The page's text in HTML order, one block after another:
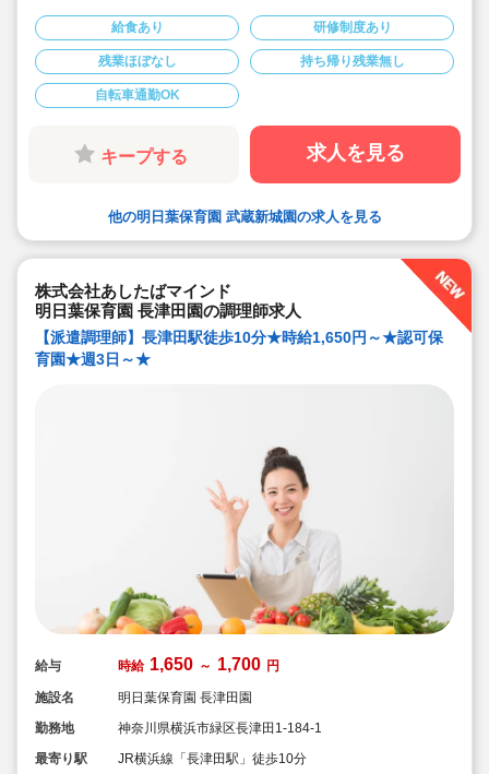
大量調理の経験者も歓迎いたします！
◆マニュアルが整備されているため、未経験の方やブラ
ンクのある方も安心してスタートできます！
◆時給1,650円～案内可能です！
◆平日の週3日で時間固定で働きたい方にオススメの求人
です！
給食あり 研修制度あり
残業ほぼなし 持ち帰り残業無し
自転車通勤OK
キープする 求人を見る
他の明日葉保育園 武蔵新城園の求人を見る
株式会社あしたばマインド
明日葉保育園 長津田園の調理師求人
【派遣調理師】長津田駅徒歩10分★時給1,650円～★認可保
育園★週3日～★
給与 時給 1,650 ～ 1,700 円
施設名
明日葉保育園 長津田園
勤務地
神奈川県横浜市緑区長津田1-184-1
最寄り駅
JR横浜線「長津田駅」徒歩10分